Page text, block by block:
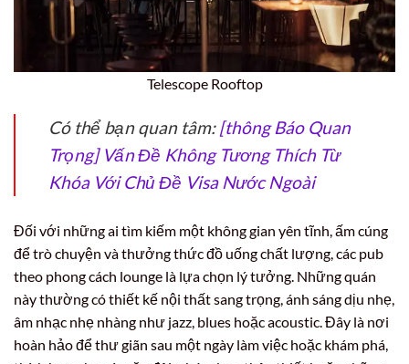
Telescope Rooftop
Có thể bạn quan tâm:[thông Báo Quan
Trọng] Vấn Đề Không Tương Thích Từ
Khóa Với Chủ Đề Visa Nước Ngoài
Đối với những ai tìm kiếm một không gian yên tĩnh, ấm cúng
để trò chuyện và thưởng thức đồ uống chất lượng, các pub
theo phong cách lounge là lựa chọn lý tưởng. Những quán
này thường có thiết kế nội thất sang trọng, ánh sáng dịu nhẹ,
âm nhạc nhẹ nhàng như jazz, blues hoặc acoustic. Đây là nơi
hoàn hảo để thư giãn sau một ngày làm việc hoặc khám phá,